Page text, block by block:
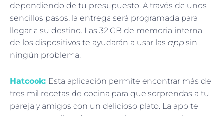
dependiendo de tu presupuesto. A través de unos
sencillos pasos, la entrega será programada para
llegar a su destino. Las 32 GB de memoria interna
de los dispositivos te ayudarán a usar las app sin
ningún problema.
Hatcook: Esta aplicación permite encontrar más de
tres mil recetas de cocina para que sorprendas a tu
pareja y amigos con un delicioso plato. La app te